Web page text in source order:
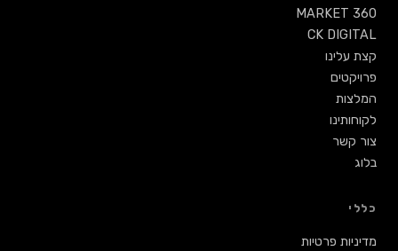
MARKET 360
CK DIGITAL
קצת עלינו
פרויקטים
המלצות
לקוחותינו
צור קשר
בלוג
כללי
מדיניות פרטיות